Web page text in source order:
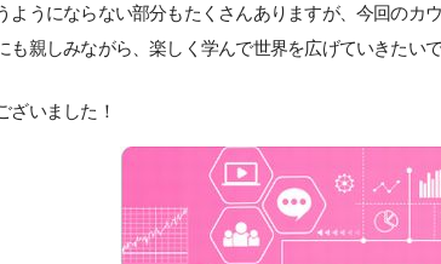
ようにならない部分もたくさんありますが、今回のカ
も親しみながら、楽しく学んで世界を広げていきたいで
ざいました！